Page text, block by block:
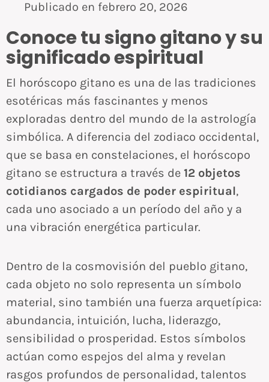
Publicado en febrero 20, 2026
Conoce tu signo gitano y su
significado espiritual
El horóscopo gitano es una de las tradiciones
esotéricas más fascinantes y menos
exploradas dentro del mundo de la astrología
simbólica. A diferencia del zodiaco occidental,
que se basa en constelaciones, el horóscopo
gitano se estructura a través de 12 objetos
cotidianos cargados de poder espiritual,
cada uno asociado a un período del año y a
una vibración energética particular.
Dentro de la cosmovisión del pueblo gitano,
cada objeto no solo representa un símbolo
material, sino también una fuerza arquetípica:
abundancia, intuición, lucha, liderazgo,
sensibilidad o prosperidad. Estos símbolos
actúan como espejos del alma y revelan
rasgos profundos de personalidad, talentos